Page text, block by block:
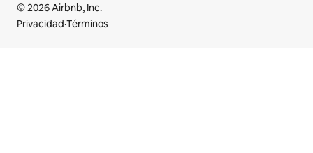
© 2026 Airbnb, Inc.
Privacidad·Términos